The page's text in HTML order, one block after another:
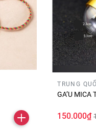
TRUNG
GA’U MICA
150.000₫